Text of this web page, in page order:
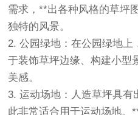
需求，**出各种风格的草坪
独特的风景。
2. 公园绿地：在公园绿地上
于装饰草坪边缘、构建小型
美感。
3. 运动场地：人造草坪具有
此非常适合用于运动场地。